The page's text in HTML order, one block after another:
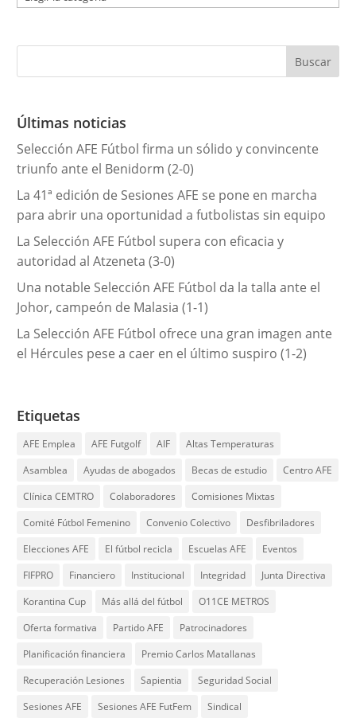
g
r
a
s
Últimas noticias
Selección AFE Fútbol firma un sólido y convincente
triunfo ante el Benidorm (2-0)
La 41ª edición de Sesiones AFE se pone en marcha
para abrir una oportunidad a futbolistas sin equipo
La Selección AFE Fútbol supera con eficacia y
autoridad al Atzeneta (3-0)
Una notable Selección AFE Fútbol da la talla ante el
Johor, campeón de Malasia (1-1)
La Selección AFE Fútbol ofrece una gran imagen ante
el Hércules pese a caer en el último suspiro (1-2)
Etiquetas
AFE Emplea AFE Futgolf AIF
Altas Temperaturas
Asamblea
Ayudas de abogados Becas de estudio
Centro AFE
Clínica CEMTRO
Colaboradores
Comisiones Mixtas
Comité Fútbol Femenino
Convenio Colectivo
Desfibriladores
Elecciones AFE
El fútbol recicla Escuelas AFE
Eventos
FIFPRO
Financiero Institucional Integridad
Junta Directiva
Korantina Cup
Más allá del fútbol
O11CE METROS
Oferta formativa
Partido AFE
Patrocinadores
Planificación financiera
Premio Carlos Matallanas
Recuperación Lesiones
Sapientia
Seguridad Social
Sesiones AFE
Sesiones AFE FutFem
Sindical